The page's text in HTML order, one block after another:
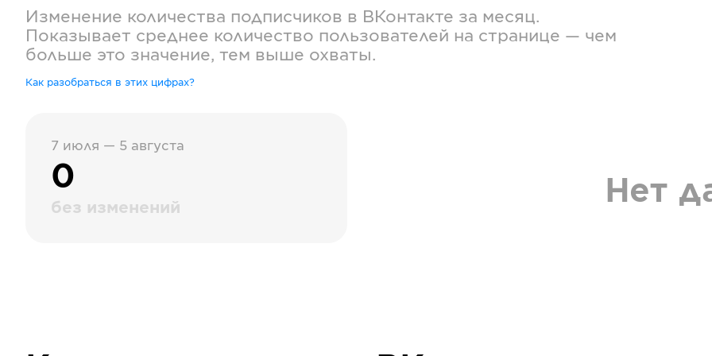
Изменение количества подписчиков в ВКонтакте за месяц.
Показывает среднее количество пользователей на странице — чем
больше это значение, тем выше охваты.
Как разобраться в этих цифрах?
7 июля — 5 августа
0
без изменений Нет